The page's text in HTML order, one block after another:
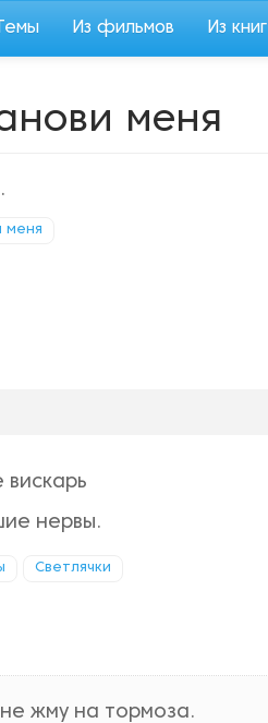
Темы Из фильмов Из книг
меня
меня
нервы.
Светлячки
жму на тормоза.